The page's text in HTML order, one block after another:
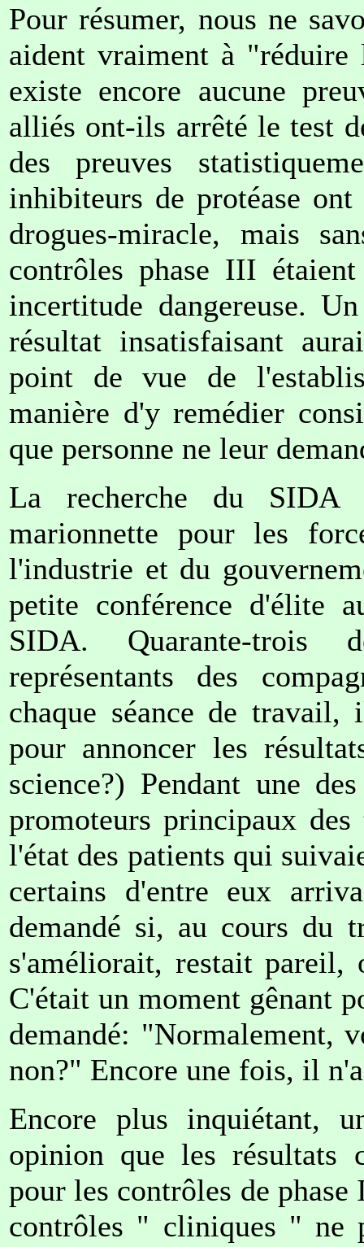
Pour résumer, nous ne
aident vraiment à
existe encore aucune
alliés ont-ils arrêté le test
des preuves
inhibiteurs de protéase
drogues-miracle, mais
contrôles phase III
incertitude dangereuse.
résultat insatisfaisant
point de vue de
manière d'y remédier
que personne ne leur
La recherche du SIDA
marionnette pour les
l'industrie et du
petite conférence d'élite
SIDA. Quarante-trois
représentants des
chaque séance de travail,
pour annoncer les
science?) Pendant une
promoteurs principaux
l'état des patients qui
certains d'entre eux
demandé si, au cours du
s'améliorait, restait pareil,
C'était un moment gênant
demandé: "Normalement,
non?" Encore une fois, il
Encore plus inquiétant,
opinion que les résultats
pour les contrôles de
contrôles " cliniques " ne